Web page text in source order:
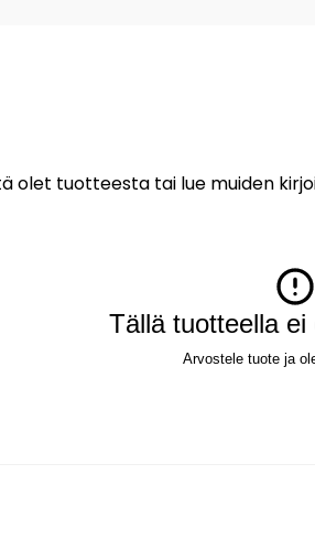
olet tuotteesta tai lue muiden
Tällä tuotteella
Arvostele tuote ja